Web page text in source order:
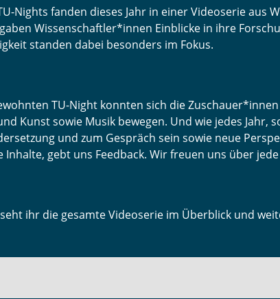
Nights fanden dieses Jahr in einer Videoserie aus
Wissenschaftler*innen Einblicke in ihre
standen dabei besonders im Fokus.
TU-Night konnten sich die
Kunst sowie Musik bewegen. Und wie jedes Jahr,
und zum Gespräch sein sowie neue
Inhalte, gebt uns Feedback. Wir freuen uns über
ihr die gesamte Videoserie im Überblick und